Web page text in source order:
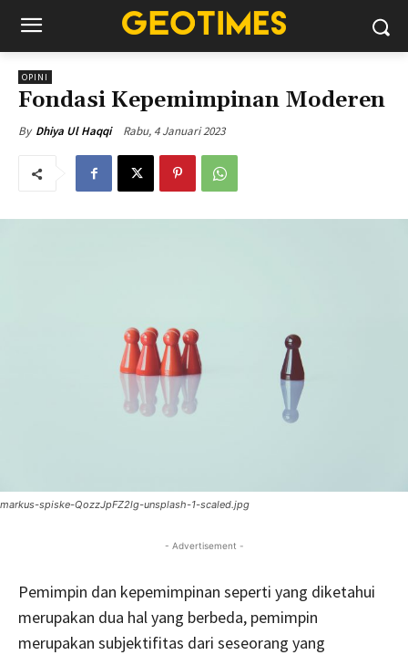
OPINI
Fondasi Kepemimpinan Moderen
By Dhiya Ul Haqqi Rabu, 4 Januari 2023
markus-spiske-QozzJpFZ2lg-unsplash-1-scaled.jpg
- Advertisement -
Pemimpin dan kepemimpinan seperti yang diketahui
merupakan dua hal yang berbeda, pemimpin
merupakan subjektifitas dari seseorang yang